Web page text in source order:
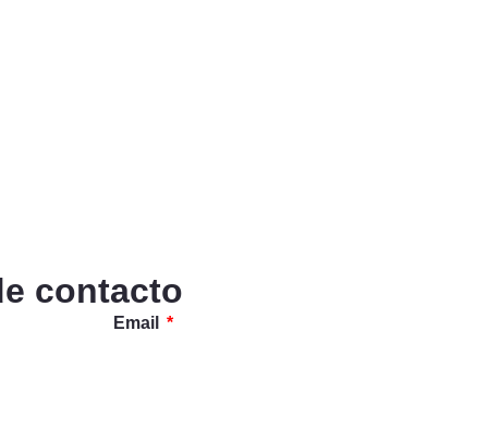
contacto
Email